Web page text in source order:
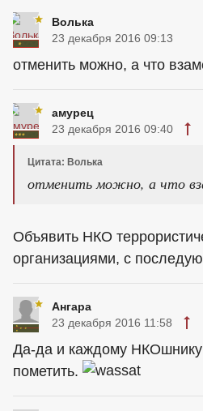
Волька
23 декабря 2016 09:13
отменить можно, а что
амурец
23 декабря 2016 09:40
Цитата: Волька
отменить можно, а что
Объявить НКО
организациями, с
Ангара
23 декабря 2016 11:58
Да-да и каждому НКОшнику
пометить.